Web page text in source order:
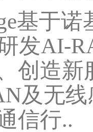
基于
发AI-
创造新
及无
信行..